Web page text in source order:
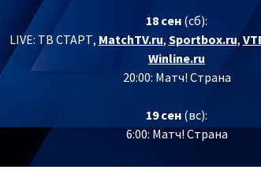
18 сен (сб):
LIVE: ТВ СТАРТ, MatchTV.ru, Sportbox.ru,
Winline.ru
20:00: Матч! Страна
19 сен (вс):
6:00: Матч! Страна